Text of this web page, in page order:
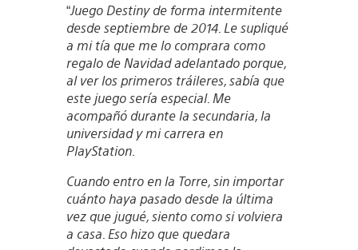
“Juego Destiny de forma intermitente
desde septiembre de 2014. Le supliqué
a mi tía que me lo comprara como
regalo de Navidad adelantado porque,
al ver los primeros tráileres, sabía que
este juego sería especial. Me
acompañó durante la secundaria, la
universidad y mi carrera en
PlayStation.
Cuando entro en la Torre, sin importar
cuánto haya pasado desde la última
vez que jugué, siento como si volviera
a casa. Eso hizo que quedara